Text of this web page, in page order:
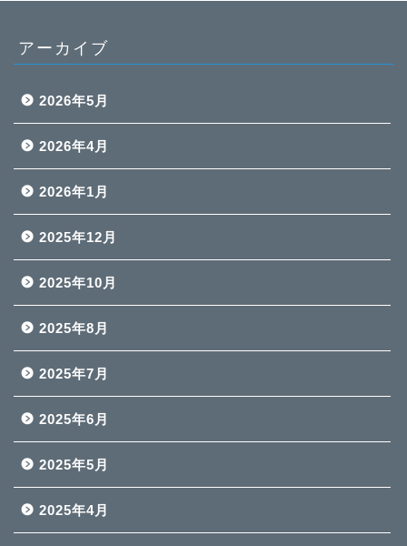
アーカイブ
2026年5月
2026年4月
2026年1月
2025年12月
2025年10月
2025年8月
2025年7月
2025年6月
2025年5月
2025年4月